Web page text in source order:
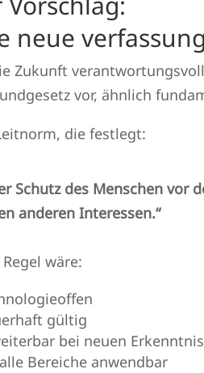
neue
Zukunft
vor, ähnlich
die festlegt:
Schutz des Menschen vor
anderen Interessen.“
wäre:
gültig
bei neuen
Bereiche anwendbar